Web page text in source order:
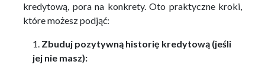
kredytową, pora na konkrety. Oto praktyczne kroki,
które możesz podjąć:
Zbuduj pozytywną historię kredytową (jeśli
jej nie masz):